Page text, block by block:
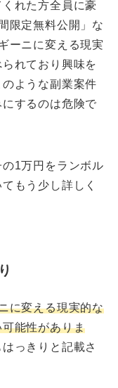
れた方全員に豪
限定無料公開」な
ーニに変える現実
れており興味を
ような副業案件
するのは危険で
1万円をランボル
もう少し詳しく
に変える現実的な
能性がありま
っきりと記載さ